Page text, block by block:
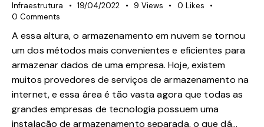
Infraestrutura 19/04/2022 9 Views 0 Likes
0 Comments
A essa altura, o armazenamento em nuvem se tornou
um dos métodos mais convenientes e eficientes para
armazenar dados de uma empresa. Hoje, existem
muitos provedores de serviços de armazenamento na
internet, e essa área é tão vasta agora que todas as
grandes empresas de tecnologia possuem uma
instalação de armazenamento separada, o que dá…